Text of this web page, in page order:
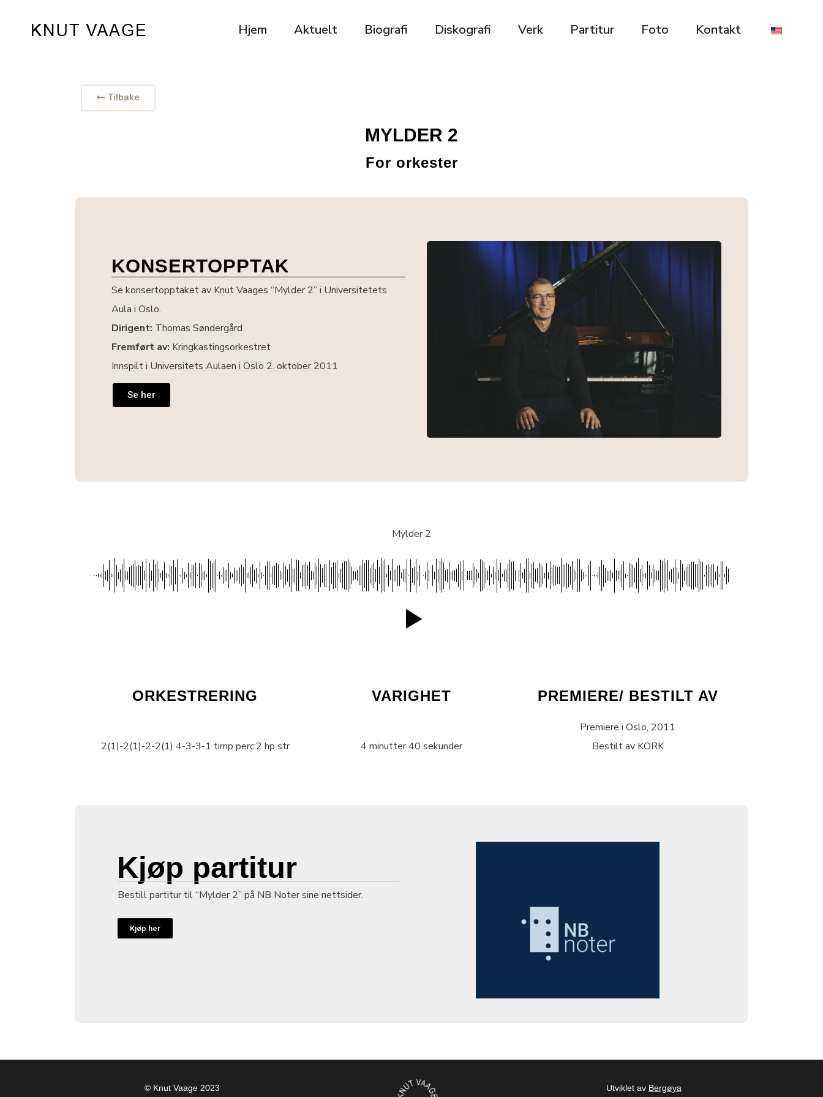
Hjem Aktuelt Biografi Diskografi Verk Partitur Foto Kontakt
Tilbake
MYLDER 2
For orkester
KONSERTOPPTAK
Se konsertopptaket av Knut Vaages “Mylder 2” i Universitetets
Aula i Oslo.
Dirigent: Thomas Søndergård
Fremført av: Kringkastingsorkestret
Innspilt i Universitets Aulaen i Oslo 2. oktober 2011
Se her
Mylder 2
ORKESTRERING
2(1)-2(1)-2-2(1) 4-3-3-1 timp perc:2 hp str
VARIGHET
4 minutter 40 sekunder
PREMIERE/ BESTILT AV
Premiere i Oslo, 2011
Bestilt av KORK
Kjøp partitur
Bestill partitur til “Mylder 2” på NB Noter sine nettsider.
Kjøp her
© Knut Vaage 2023 Utviklet av Bergøya